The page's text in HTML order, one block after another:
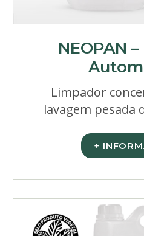
NEOPAN
Limpador
lavagem pesada
+